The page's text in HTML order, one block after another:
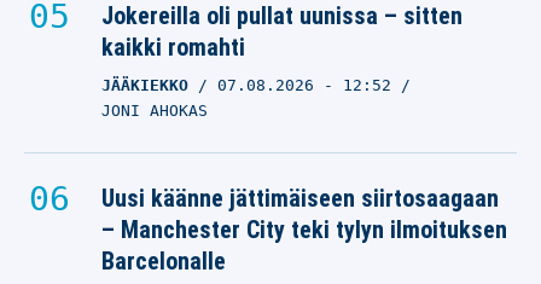
Jokereilla oli pullat uunissa – sitten
kaikki romahti
JÄÄKIEKKO 07.08.2026 - 12:52
JONI AHOKAS
Uusi käänne jättimäiseen siirtosaagaan
– Manchester City teki tylyn ilmoituksen
Barcelonalle